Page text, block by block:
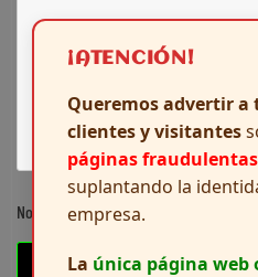
Nombre*
¡ATENCIÓN!
Queremos advertir a todos nuestros
clientes y visitantes
páginas fraudulentas
suplantando la
empresa.
La única página web